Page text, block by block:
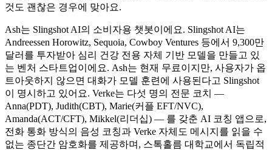
것도 괜찮은 경우에 맞아요.
Ash는 Slingshot AI의 소비자용 챗봇이에요. Slingshot AI는
Andreessen Horowitz, Sequoia, Cowboy Ventures 등에서 9,300만
달러 를 투자받아 심리 건강 전용 자체 기반 모델을 만들고 있
는 벤처 스타트업이에요. Ash는 현재 무료이지만, 사용자가 옵
트아웃하지 않으면 대화가 모델 훈련에 사용된다고 Slingshot
이 명시하고 있어요. Verke는 다섯 명의 전문 코치 —
Anna(PDT), Judith(CBT), Marie(커플 EFT/NVC),
Amanda(ACT/CFT), Mikkel(리더십) — 를 갖춘 AI 코칭 앱으로,
전화 통화 방식의 음성 코칭과 Verke 자체도 메시지를 읽을 수
없는 종단간 암호화를 제공하며, 스톡홀름 대학교에서 독립적